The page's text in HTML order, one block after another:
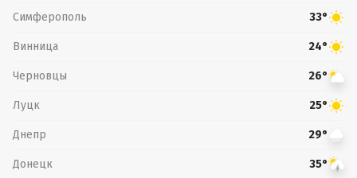
Симферополь 33°
Винница 24°
Черновцы 26°
Луцк 25°
Днепр 29°
Донецк 35°